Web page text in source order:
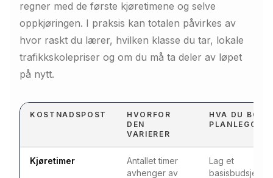
regner med de første kjøretimene og selve
oppkjøringen. I praksis kan totalen påvirkes av
hvor raskt du lærer, hvilken klasse du tar, lokale
trafikkskolepriser og om du må ta deler av løpet
på nytt.
KOSTNADSPOST
HVORFOR
DEN
VARIERER
HVA DU BØR
PLANLEGGE
Kjøretimer
Antallet timer
avhenger av
Lag et
basisbudsjett